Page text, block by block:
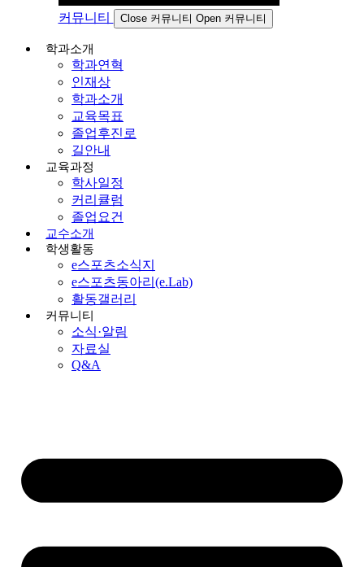
커뮤니티 Close 커뮤니티 Open 커뮤니티
학과소개
학과연혁
인재상
학과소개
교육목표
졸업후진로
길안내
교육과정
학사일정
커리큘럼
졸업요건
교수소개
학생활동
e스포츠소식지
e스포츠동아리(e.Lab)
활동갤러리
커뮤니티
소식·알림
자료실
Q&A